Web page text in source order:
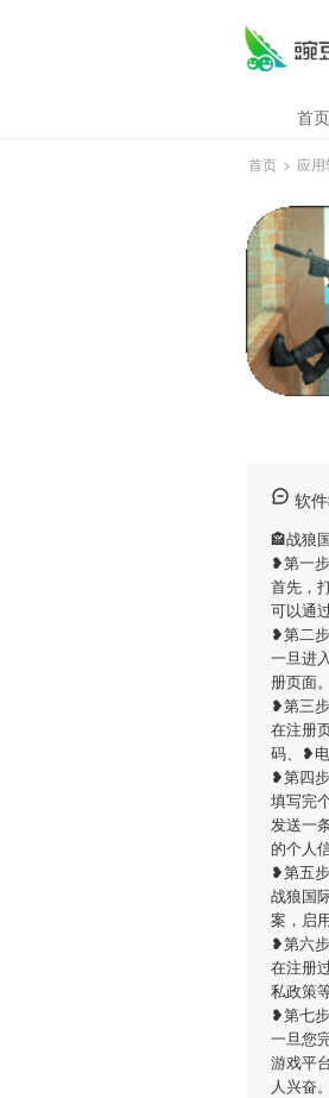
首页
首页 > 应
软
🏤战狼
❥第一
首先，
可以通
❥第二
一旦进
册页面。
❥第三
在注册
码、❥
❥第四
填写完
发送一
的个人
❥第五
战狼国
案，启
❥第六
在注册
私政策
❥第七
一旦您
游戏平
人兴奋。